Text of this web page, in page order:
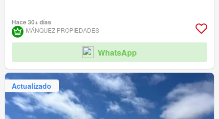
Hace 30+ días
MÁNQUEZ PROPIEDADES
WhatsApp
Actualizado